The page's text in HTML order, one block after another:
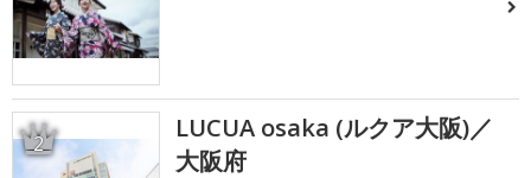
2
LUCUA osaka (ルクア大阪)／
大阪府